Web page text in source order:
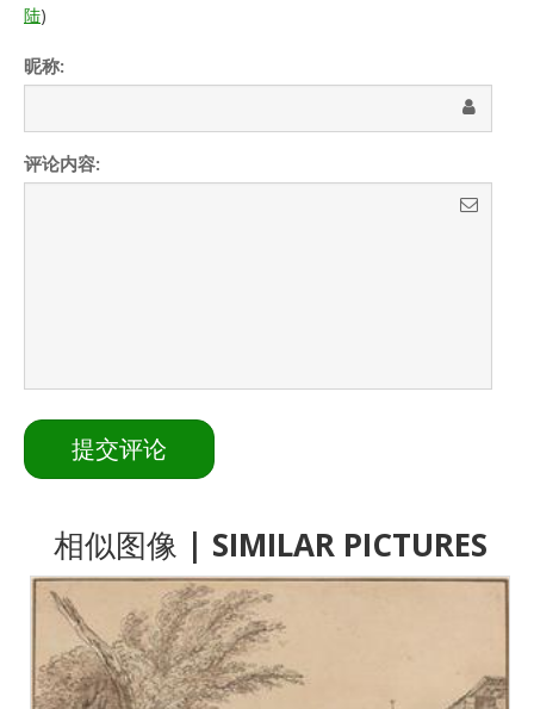
陆)
昵称:
评论内容:
相似图像 | SIMILAR PICTURES